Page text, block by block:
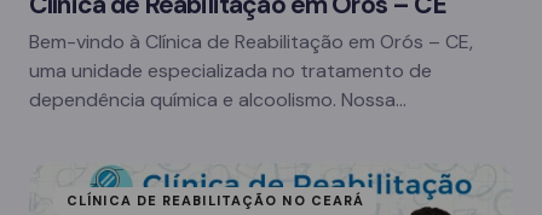
Bem-vindo à Clínica de Reabilitação em Orós – CE,
uma unidade especializada no tratamento de
dependência química e alcoolismo. Nossa…
CLÍNICA DE REABILITAÇÃO NO CEARÁ